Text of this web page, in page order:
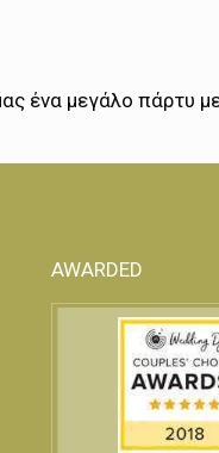
ένα μεγάλο πάρτυ
AWARDED